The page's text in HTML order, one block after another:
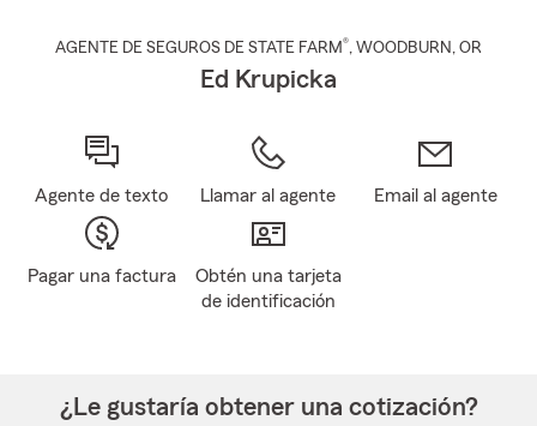
AGENTE DE SEGUROS DE STATE FARM®, WOODBURN , OR
Ed Krupicka
Agente de texto Llamar al agente Email al agente
Pagar una factura
Obtén una tarjeta
de identificación
¿Le gustaría obtener una cotización?